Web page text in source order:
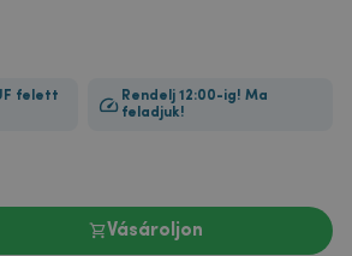
felett
Rendelj 12:00-ig! Ma
feladjuk!
Vásároljon